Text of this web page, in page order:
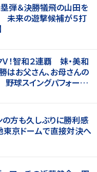
塁弾＆決勝犠飛の山田を
未来の遊撃候補が５打
！智和２連覇 妹・美和
はお父さん、お母さんの
球スイングパフォーマ
らり「妹が先に決めて
の方も久しぶりに勝利感
東京ドームで直接対決へ